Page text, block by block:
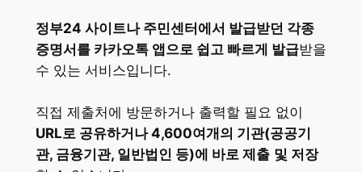
정부24 사이트나 주민센터에서 발급받던 각종
증명서를 카카오톡 앱으로 쉽고 빠르게 발급받을
수 있는 서비스입니다.
직접 제출처에 방문하거나 출력할 필요 없이
URL로 공유하거나 4,600여개의 기관(공공기
관, 금융기관, 일반법인 등)에 바로 제출 및 저장